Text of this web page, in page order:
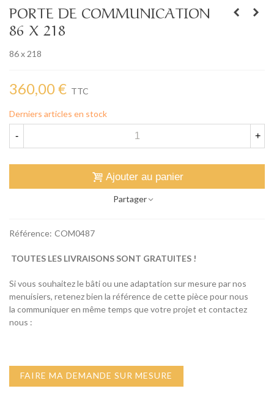
PORTE DE COMMUNICATION
86 X 218
86 x 218
360,00 € TTC
Derniers articles en stock
- +
Ajouter au panier
Partager
Référence: COM0487
TOUTES LES LIVRAISONS SONT GRATUITES !
Si vous souhaitez le bâti ou une adaptation sur mesure par nos
menuisiers, retenez bien la référence de cette pièce pour nous
la communiquer en même temps que votre projet et contactez
nous :
FAIRE MA DEMANDE SUR MESURE